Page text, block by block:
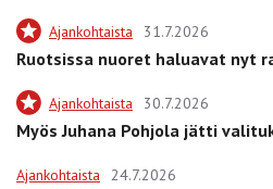
Ajankohtaista 31.7.2026
Ruotsissa nuoret haluavat nyt
Ajankohtaista 30.7.2026
Myös Juhana Pohjola jätti
Ajankohtaista 24.7.2026